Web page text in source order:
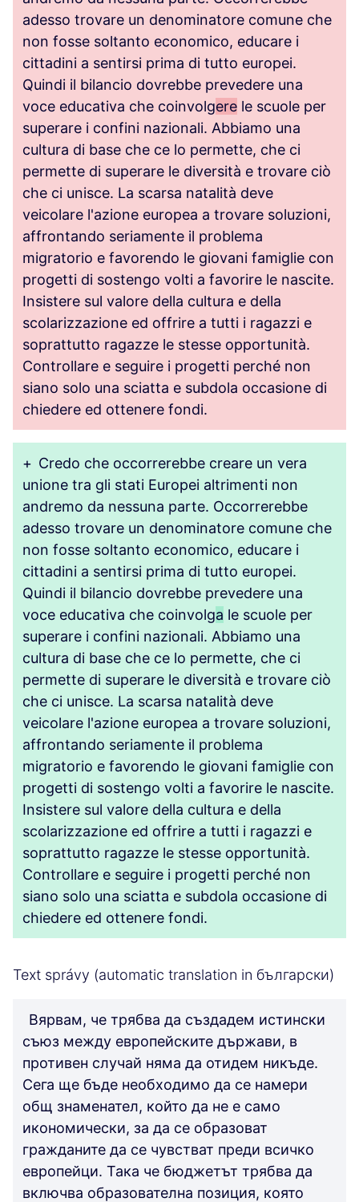
adesso trovare un denominatore comune che
non fosse soltanto economico, educare i
cittadini a sentirsi prima di tutto europei.
Quindi il bilancio dovrebbe prevedere una
voce educativa che coinvolgere le scuole per
superare i confini nazionali. Abbiamo una
cultura di base che ce lo permette, che ci
permette di superare le diversità e trovare ciò
che ci unisce. La scarsa natalità deve
veicolare l'azione europea a trovare soluzioni,
affrontando seriamente il problema
migratorio e favorendo le giovani famiglie con
progetti di sostengo volti a favorire le nascite.
Insistere sul valore della cultura e della
scolarizzazione ed offrire a tutti i ragazzi e
soprattutto ragazze le stesse opportunità.
Controllare e seguire i progetti perché non
siano solo una sciatta e subdola occasione di
chiedere ed ottenere fondi.
+ Credo che occorrerebbe creare un vera
unione tra gli stati Europei altrimenti non
andremo da nessuna parte. Occorrerebbe
adesso trovare un denominatore comune che
non fosse soltanto economico, educare i
cittadini a sentirsi prima di tutto europei.
Quindi il bilancio dovrebbe prevedere una
voce educativa che coinvolga le scuole per
superare i confini nazionali. Abbiamo una
cultura di base che ce lo permette, che ci
permette di superare le diversità e trovare ciò
che ci unisce. La scarsa natalità deve
veicolare l'azione europea a trovare soluzioni,
affrontando seriamente il problema
migratorio e favorendo le giovani famiglie con
progetti di sostengo volti a favorire le nascite.
Insistere sul valore della cultura e della
scolarizzazione ed offrire a tutti i ragazzi e
soprattutto ragazze le stesse opportunità.
Controllare e seguire i progetti perché non
siano solo una sciatta e subdola occasione di
chiedere ed ottenere fondi.
Text správy (automatic translation in български)
Вярвам, че трябва да създадем истински
съюз между европейските държави, в
противен случай няма да отидем никъде.
Сега ще бъде необходимо да се намери
общ знаменател, който да не е само
икономически, за да се образоват
гражданите да се чувстват преди всичко
европейци. Така че бюджетът трябва да
включва образователна позиция, която